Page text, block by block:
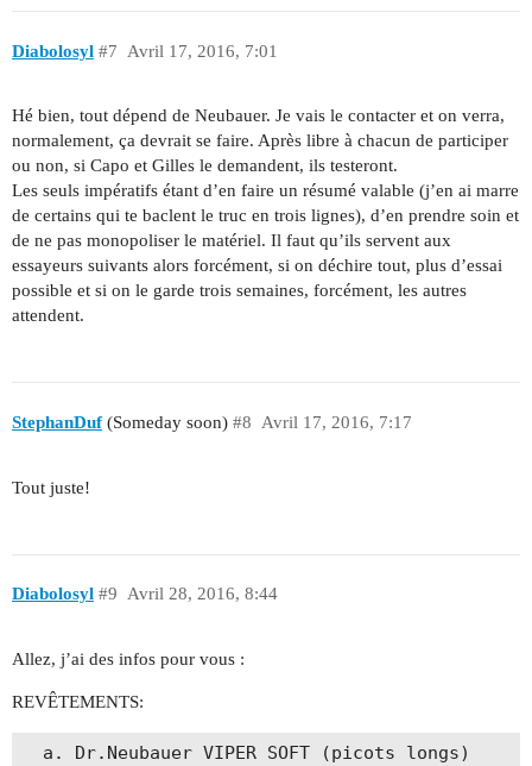
Diabolosyl Avril 17, 2016, 7:01
#7
Hé bien, tout dépend de Neubauer. Je vais le contacter et on verra,
normalement, ça devrait se faire. Après libre à chacun de participer
ou non, si Capo et Gilles le demandent, ils testeront.
Les seuls impératifs étant d’en faire un résumé valable (j’en ai marre
de certains qui te baclent le truc en trois lignes), d’en prendre soin et
de ne pas monopoliser le matériel. Il faut qu’ils servent aux
essayeurs suivants alors forcément, si on déchire tout, plus d’essai
possible et si on le garde trois semaines, forcément, les autres
attendent.
StephanDuf(Someday soon) Avril 17, 2016, 7:17
#8
Tout juste!
Diabolosyl Avril 28, 2016, 8:44
#9
Allez, j’ai des infos pour vous :
REVÊTEMENTS:
  a. Dr.Neubauer VIPER SOFT (picots longs)